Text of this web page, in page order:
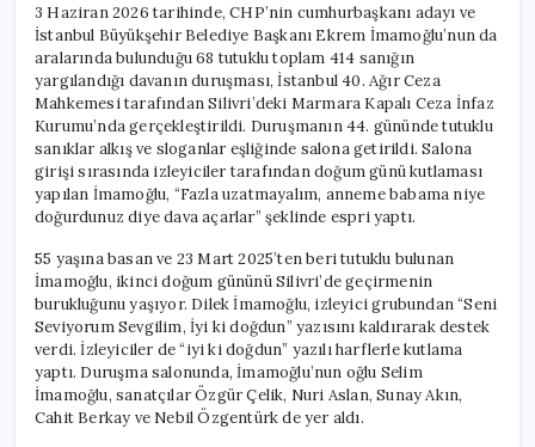
3 Haziran 2026 tarihinde, CHP’nin cumhurbaşkanı adayı ve
İstanbul Büyükşehir Belediye Başkanı Ekrem İmamoğlu’nun da
aralarında bulunduğu 68 tutuklu toplam 414 sanığın
yargılandığı davanın duruşması, İstanbul 40. Ağır Ceza
Mahkemesi tarafından Silivri’deki Marmara Kapalı Ceza İnfaz
Kurumu’nda gerçekleştirildi. Duruşmanın 44. gününde tutuklu
sanıklar alkış ve sloganlar eşliğinde salona getirildi. Salona
girişi sırasında izleyiciler tarafından doğum günü kutlaması
yapılan İmamoğlu, “Fazla uzatmayalım, anneme babama niye
doğurdunuz diye dava açarlar” şeklinde espri yaptı.
55 yaşına basan ve 23 Mart 2025’ten beri tutuklu bulunan
İmamoğlu, ikinci doğum gününü Silivri’de geçirmenin
burukluğunu yaşıyor. Dilek İmamoğlu, izleyici grubundan “Seni
Seviyorum Sevgilim, İyi ki doğdun” yazısını kaldırarak destek
verdi. İzleyiciler de “iyi ki doğdun” yazılı harflerle kutlama
yaptı. Duruşma salonunda, İmamoğlu’nun oğlu Selim
İmamoğlu, sanatçılar Özgür Çelik, Nuri Aslan, Sunay Akın,
Cahit Berkay ve Nebil Özgentürk de yer aldı.